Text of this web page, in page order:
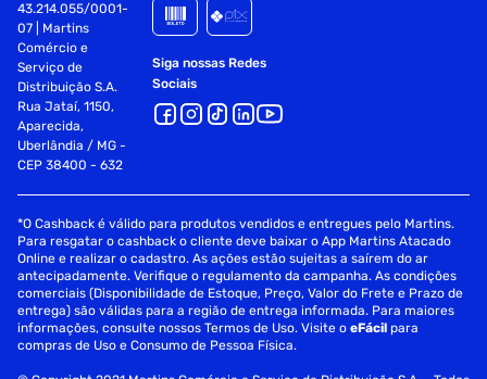
43.214.055/0001-
07 | Martins
Comércio e
Serviço de
Distribuição S.A.
Rua Jataí, 1150,
Aparecida,
Uberlândia / MG -
CEP 38400 - 632
Siga nossas Redes
Sociais
*O Cashback é válido para produtos vendidos e entregues pelo Martins.
Para resgatar o cashback o cliente deve baixar o App Martins Atacado
Online e realizar o cadastro. As ações estão sujeitas a saírem do ar
antecipadamente. Verifique o regulamento da campanha. As condições
comerciais (Disponibilidade de Estoque, Preço, Valor do Frete e Prazo de
entrega) são válidas para a região de entrega informada. Para maiores
informações, consulte nossos Termos de Uso. Visite oeFácil para
compras de Uso e Consumo de Pessoa Física.